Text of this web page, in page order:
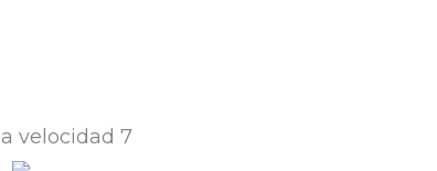
velocidad 7